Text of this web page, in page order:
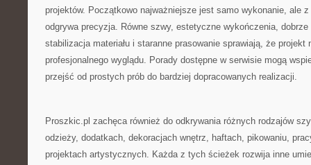
projektów. Początkowo najważniejsze jest samo wykonanie, ale
odgrywa precyzja. Równe szwy, estetyczne wykończenia, dobrze
stabilizacja materiału i staranne prasowanie sprawiają, że projekt
profesjonalnego wyglądu. Porady dostępne w serwisie mogą
przejść od prostych prób do bardziej dopracowanych realizacji.
Proszkic.pl zachęca również do odkrywania różnych rodzajów
odzieży, dodatkach, dekoracjach wnętrz, haftach, pikowaniu,
projektach artystycznych. Każda z tych ścieżek rozwija inne